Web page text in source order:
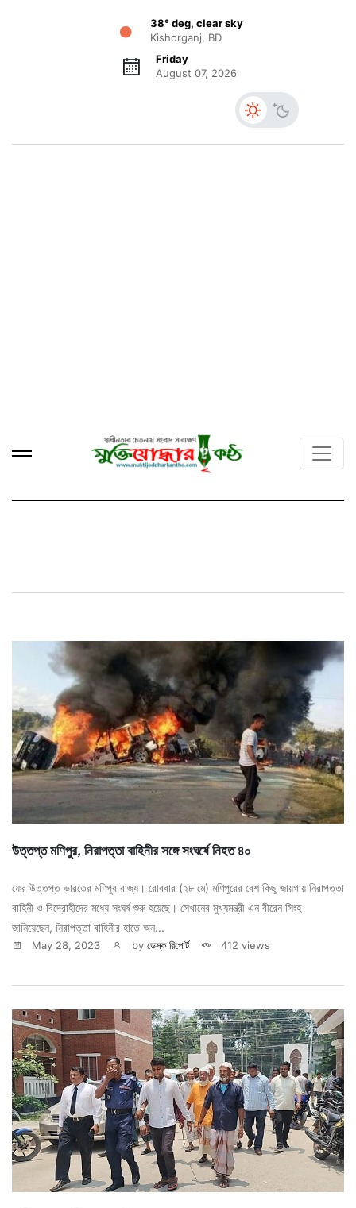
38° deg, clear sky
Kishorganj, BD
Friday
August 07, 2026
উত্তপ্ত মণিপুর, নিরাপত্তা বাহিনীর সঙ্গে সংঘর্ষে নিহত ৪০
ফের উত্তপ্ত ভারতের মণিপুর রাজ্য। রোববার (২৮ মে) মণিপুরের বেশ কিছু জায়গায় নিরাপত্তা
বাহিনী ও বিদ্রোহীদের মধ্যে সংঘর্ষ শুরু হয়েছে। সেখানের মুখ্যমন্ত্রী এন বীরেন সিংহ
জানিয়েছেন, নিরাপত্তা বাহিনীর হাতে অন...
May 28, 2023 by ডেস্ক রিপোর্ট 412 views